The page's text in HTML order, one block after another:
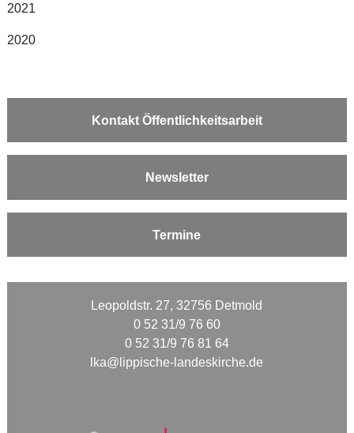
2021
2020
Kontakt Öffentlichkeitsarbeit
Newsletter
Termine
Leopoldstr. 27, 32756 Detmold
0 52 31/9 76 60
0 52 31/9 76 81 64
lka@lippische-landeskirche.de